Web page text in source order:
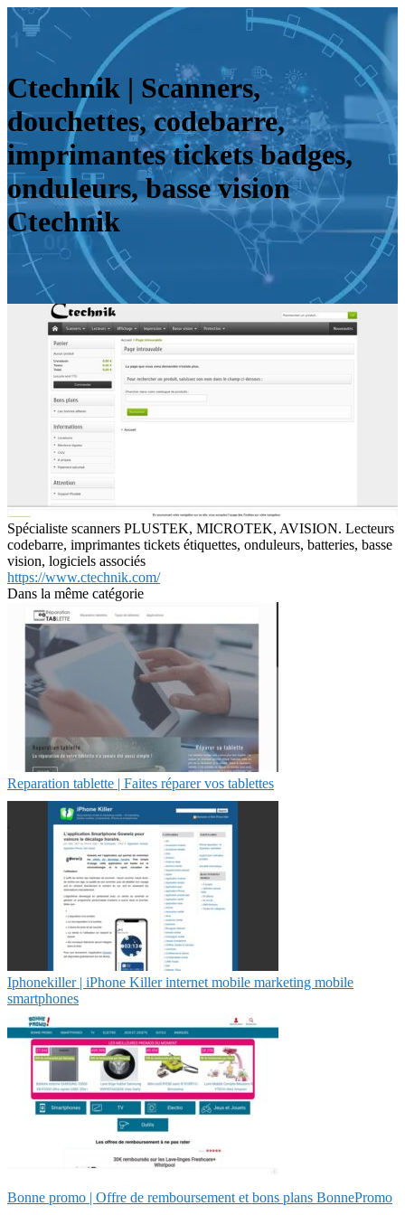
Ctechnik | Scanners,
douchettes, codebarre,
imprimantes tickets badges,
onduleurs, basse vision
Ctechnik
Spécialiste scanners PLUSTEK, MICROTEK, AVISION. Lecteurs
codebarre, imprimantes tickets étiquettes, onduleurs, batteries, basse
vision, logiciels associés
https://www.ctechnik.com/
Dans la même catégorie
Reparation tablette | Faites réparer vos tablettes
Ip­hone­kil­ler | iPhone Killer internet mobile marketing mobile
smartphones
Bonne promo | Offre de rem­bour­se­ment et bons plans BonnePromo